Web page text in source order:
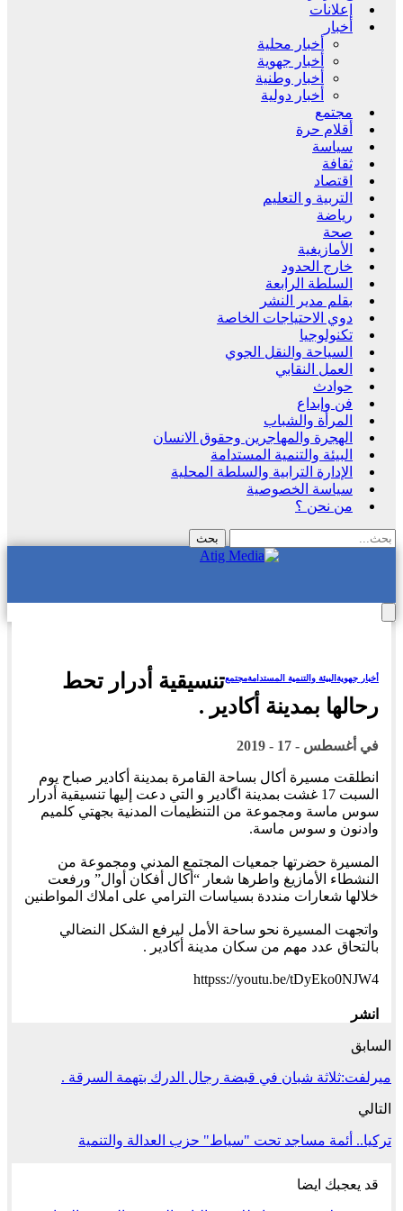
إعلانات
أخبار
أخبار محلية
أخبار جهوية
أخبار وطنية
أخبار دولية
مجتمع
أقلام حرة
سياسة
ثقافة
اقتصاد
التربية و التعليم
رياضة
صحة
الأمازيغية
خارج الحدود
السلطة الرابعة
بقلم مدير النشر
دوي الاحتياجات الخاصة
تكنولوجيا
السياحة والنقل الجوي
العمل النقابي
حوادث
فن وإبداع
المرأة والشباب
الهجرة والمهاجرين وحقوق الانسان
البيئة والتنمية المستدامة
الإدارة الترابية والسلطة المحلية
سياسة الخصوصية
من نحن ؟
أخبار جهوية البيئة والتنمية المستدامةمجتمعتنسيقية أدرار تحط
رحالها بمدينة أكادير .
في أغسطس - 17 - 2019
انطلقت مسيرة أكال بساحة القامرة بمدينة أكادير صباح يوم
السبت 17 غشت بمدينة اگادير و التي دعت إليها تنسيقية أدرار
سوس ماسة ومجموعة من التنظيمات المدنية بجهتي كلميم
وادنون و سوس ماسة.
المسيرة حضرتها جمعيات المجتمع المدني ومجموعة من
النشطاء الأمازيغ واطرها شعار “أكال أفكان أوال” ورفعت
خلالها شعارات منددة بسياسات الترامي على املاك المواطنين
واتجهت المسيرة نحو ساحة الأمل ليرفع الشكل النضالي
بالتحاق عدد مهم من سكان مدينة أكادير .
httpss://youtu.be/tDyEko0NJW4
انشر
السابق
ميرلفت:ثلاثة شبان في قبضة رجال الدرك بتهمة السرقة .
التالي
تركيا.. أئمة مساجد تحت "سياط" حزب العدالة والتنمية
قد يعجبك ايضا